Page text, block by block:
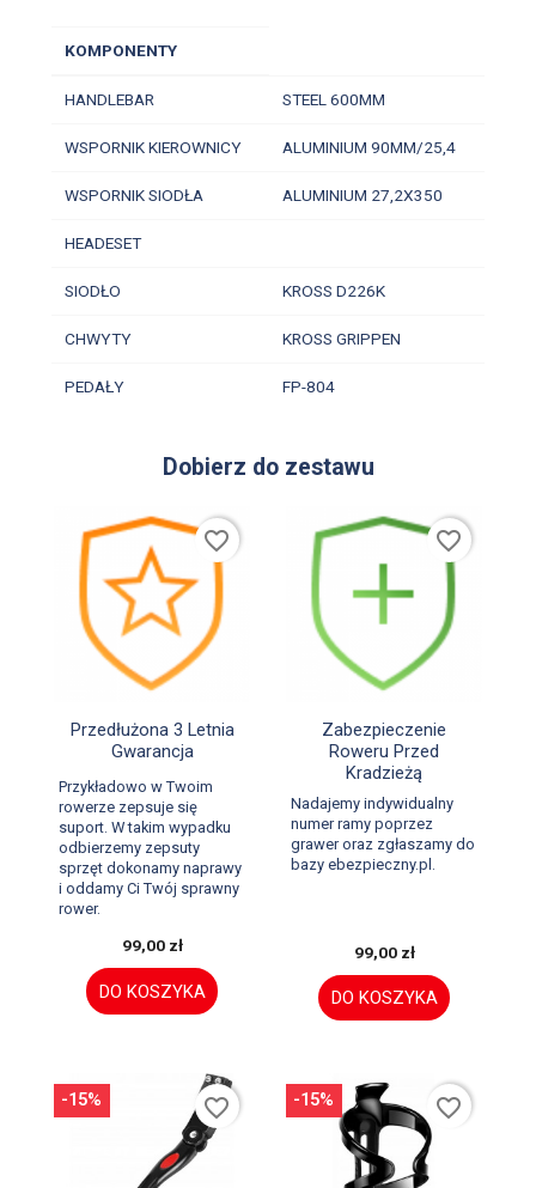
KOMPONENTY
HANDLEBAR STEEL 600MM
WSPORNIK KIEROWNICY ALUMINIUM 90MM/25,4
WSPORNIK SIODŁA ALUMINIUM 27,2X350
HEADESET
SIODŁO KROSS D226K
CHWYTY KROSS GRIPPEN
PEDAŁY FP-804
Dobierz do zestawu
Szybki podgląd
Przedłużona 3 Letnia
Gwarancja
Przykładowo w Twoim
rowerze zepsuje się
suport. W takim wypadku
odbierzemy zepsuty
sprzęt dokonamy naprawy
i oddamy Ci Twój sprawny
rower.
99,00 zł
DO KOSZYKA
favorite_border
Szybki podgląd
Zabezpieczenie
Roweru Przed
Kradzieżą
Nadajemy indywidualny
numer ramy poprzez
grawer oraz zgłaszamy do
bazy ebezpieczny.pl.
99,00 zł
DO KOSZYKA
favorite_border
-15% favorite_border -15% favorite_border